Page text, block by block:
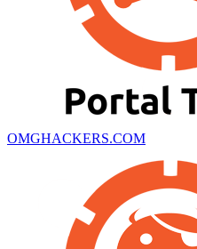
OMGHACKERS.COM